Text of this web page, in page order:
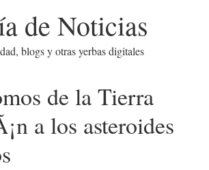
de Noticias
blogs y otras yerbas digitales
de la Tierra
a los asteroides